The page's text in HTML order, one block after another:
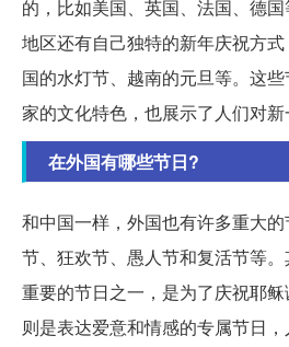
的，比如美国、英国、法国、德
地区还有自己独特的新年庆祝方
国的水灯节、越南的元旦等。这
家的文化特色，也展示了人们对新
在外国有哪些节日?
和中国一样，外国也有许多重大
节、狂欢节、愚人节和复活节等
重要的节日之一，是为了庆祝耶
则是表达爱意和情感的专属节日